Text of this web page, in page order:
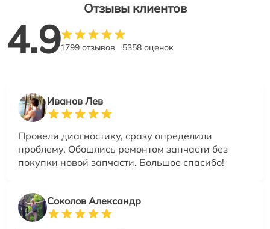
Отзывы клиентов
4.91799 отзывов 5358 оценок
Иванов Лев
Провели диагностику, сразу определили
проблему. Обошлись ремонтом запчасти без
покупки новой запчасти. Большое спасибо!
Соколов Александр